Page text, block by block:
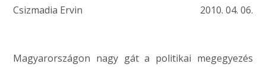
Csizmadia Ervin 2010. 04. 06.
Magyarországon nagy gát a politikai megegyezés